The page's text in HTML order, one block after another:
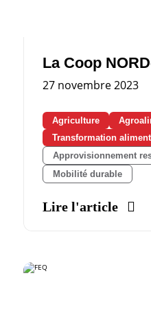
La Coop
27 novembre 2023
Agriculture
Transformation
Approvisionnement
Mobilité durable
Lire l'article